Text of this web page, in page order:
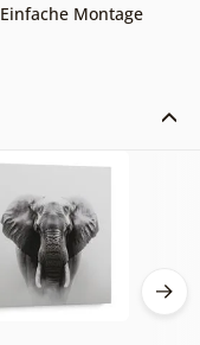
Einfache Montage